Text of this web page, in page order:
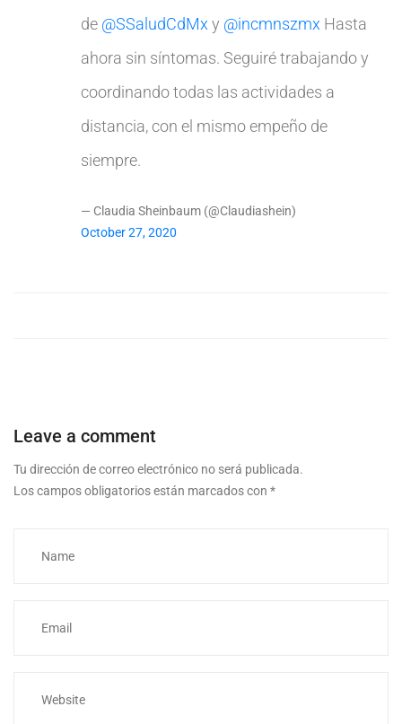
de @SSaludCdMx y @incmnszmx Hasta
ahora sin síntomas. Seguiré trabajando y
coordinando todas las actividades a
distancia, con el mismo empeño de
siempre.
— Claudia Sheinbaum (@Claudiashein)
October 27, 2020
Leave a comment
Tu dirección de correo electrónico no será publicada.
Los campos obligatorios están marcados con *